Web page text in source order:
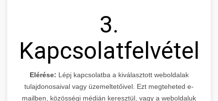
3.
Kapcsolatfelvétel
Elérése: Lépj kapcsolatba a kiválasztott weboldalak
tulajdonosaival vagy üzemeltetőivel. Ezt megteheted e-
mailben, közösségi médián keresztül, vagy a weboldaluk